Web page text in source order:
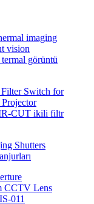
termal görüntü
CUT ikili filtr